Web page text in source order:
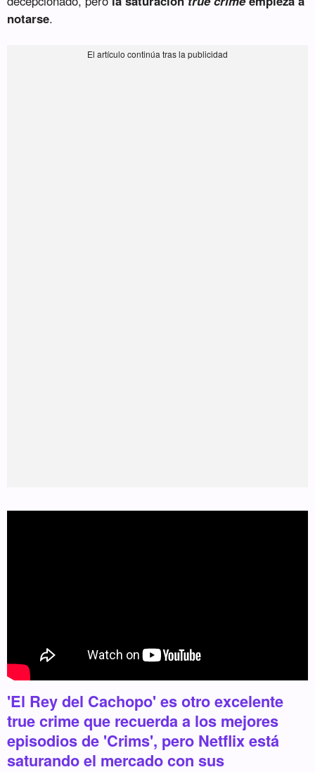
notarse.
'El Rey del Cachopo' es otro excelente
true crime que recuerda a los mejores
episodios de 'Crims', pero Netflix está
saturando el mercado con sus